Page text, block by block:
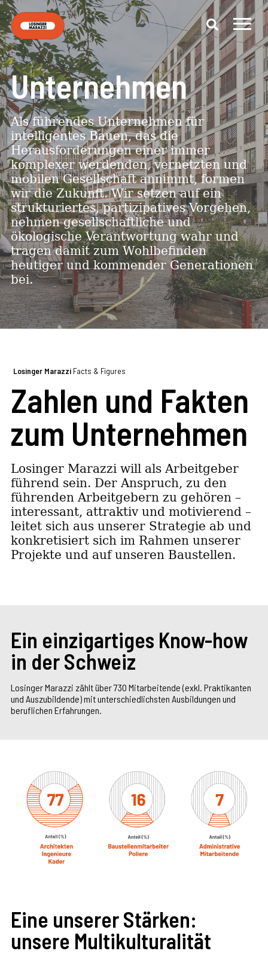
Unternehmen
Als führendes Unternehmen für
intelligentes Bauen, das die
Herausforderungen einer immer
komplexer werdenden, vernetzten und
mobilen Gesellschaft annimmt, formen
wir die Zukunft. Wir setzen auf ein
strukturiertes, partizipatives Vorgehen,
nehmen gesellschaftliche und
ökologische Verantwortung wahr und
tragen damit zum Wohlbefinden
heutiger und kommender Generationen
bei.
Losinger Marazzi Facts & Figures
Zahlen und Fakten
zum Unternehmen
Losinger Marazzi will als Arbeitgeber
führend sein. Der Anspruch, zu den
führenden Arbeitgebern zu gehören –
interessant, attraktiv und motivierend –
leitet sich aus unserer Strategie ab und
konkretisiert sich im Rahmen unserer
Projekte und auf unseren Baustellen.
Ein einzigartiges Know-how
in der Schweiz
Losinger Marazzi zählt über 730 Mitarbeitende (exkl. Praktikanten
und Auszubildende) mit unterschiedlichsten Ausbildungen und
beruflichen Erfahrungen.
Eine unserer Stärken:
unsere Multikulturalität